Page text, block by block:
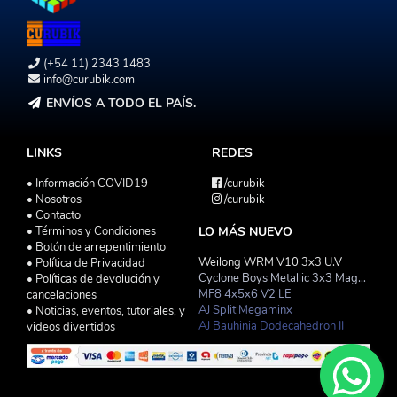
(+54 11) 2343 1483
info@curubik.com
ENVÍOS A TODO EL PAÍS.
LINKS
• Información COVID19
• Nosotros
• Contacto
• Términos y Condiciones
• Botón de arrepentimiento
• Política de Privacidad
• Políticas de devolución y
cancelaciones
• Noticias, eventos, tutoriales, y
videos divertidos
REDES
/curubik
/curubik
LO MÁS NUEVO
Weilong WRM V10 3x3 U.V
Cyclone Boys Metallic 3x3 Magnetico Macaron
MF8 4x5x6 V2 LE
AJ Split Megaminx
AJ Bauhinia Dodecahedron II